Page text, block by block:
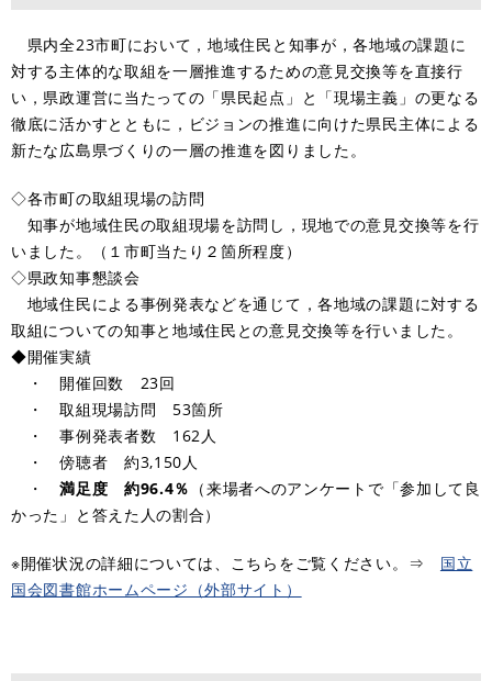
県内全23市町において，地域住民と知事が，各地域の課題に
対する主体的な取組を一層推進するための意見交換等を直接行
い，県政運営に当たっての「県民起点」と「現場主義」の更なる
徹底に活かすとともに，ビジョンの推進に向けた県民主体による
新たな広島県づくりの一層の推進を図りました。
◇各市町の取組現場の訪問
知事が地域住民の取組現場を訪問し，現地での意見交換等を行
いました。（１市町当たり２箇所程度）
◇県政知事懇談会
地域住民による事例発表などを通じて，各地域の課題に対する
取組についての知事と地域住民との意見交換等を行いました。
◆開催実績
・ 開催回数 23回
・ 取組現場訪問 53箇所
・ 事例発表者数 162人
・ 傍聴者 約3,150人
・
満足度 約96.4％ （来場者へのアンケートで「参加して良
かった」と答えた人の割合）
※開催状況の詳細については、こちらをご覧ください。⇒ ​国立
国会図書館ホームページ（外部サイト）